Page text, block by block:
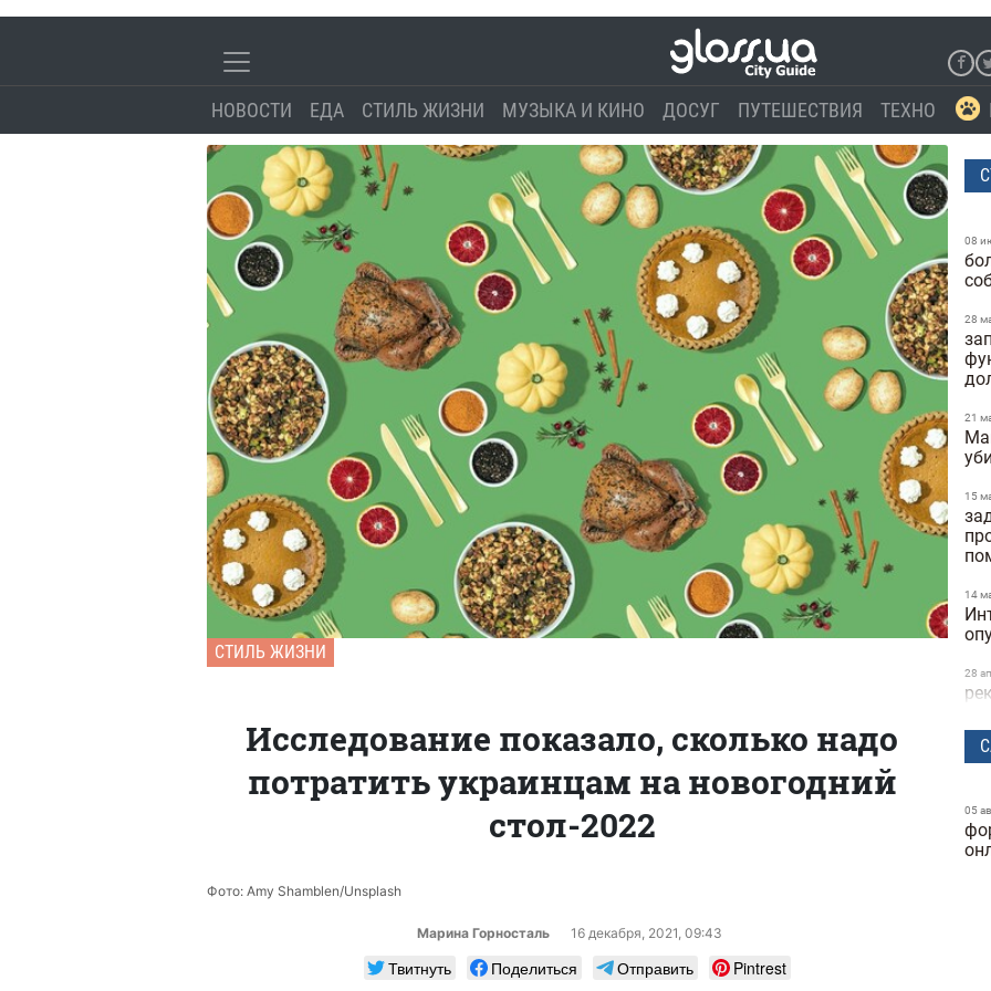
НОВОСТИ ЕДА СТИЛЬ ЖИЗНИ МУЗЫКА И КИНО ДОСУГ ПУТЕШЕСТВИЯ ТЕХНО
СТИЛЬ ЖИЗНИ
Исследование показало, сколько надо
потратить украинцам на новогодний
стол-2022
Фото: Amy Shamblen/Unsplash
Марина Горносталь 16 декабря, 2021, 09:43
Твитнуть Поделиться Отправить
Pintrest
08
28
21
15
14
28
05